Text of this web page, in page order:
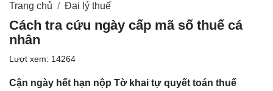
Trang chủ Đại lý thuế
Cách tra cứu ngày cấp mã số thuế cá
nhân
Lượt xem: 14264
Cận ngày hết hạn nộp Tờ khai tự quyết toán thuế